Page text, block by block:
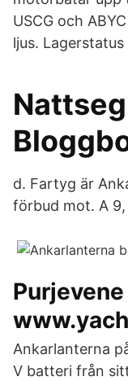
USCG och
ljus.
d. Fartyg är
förbud mot. A
Ankarlanterna
V batteri från